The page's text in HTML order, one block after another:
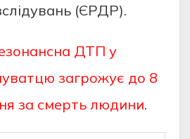
(ЄРДР).
ДТП у
загрожує до 8
за смерть людини.